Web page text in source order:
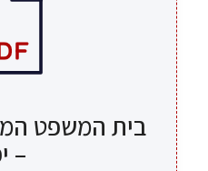
בית המשפט
–